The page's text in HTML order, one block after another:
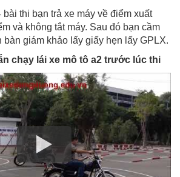
thi bạn trả xe máy về điểm xuất
và không tắt máy. Sau đó bạn cầm
giám khảo lấy giấy hẹn lấy GPLX.
chạy lái xe mô tô a2 trước lúc thi